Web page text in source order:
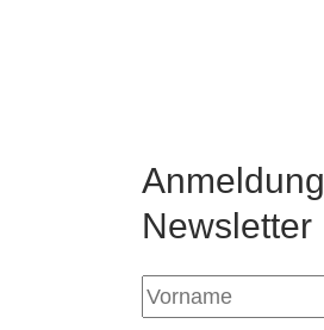
Anmeldung
Newsletter